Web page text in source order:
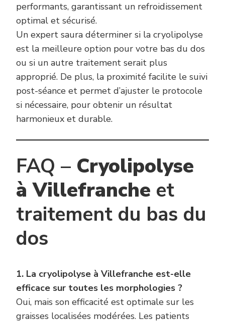
performants, garantissant un refroidissement
optimal et sécurisé.
Un expert saura déterminer si la cryolipolyse
est la meilleure option pour votre bas du dos
ou si un autre traitement serait plus
approprié. De plus, la proximité facilite le suivi
post-séance et permet d’ajuster le protocole
si nécessaire, pour obtenir un résultat
harmonieux et durable.
FAQ – Cryolipolyse
à Villefranche et
traitement du bas du
dos
1. La cryolipolyse à Villefranche est-elle
efficace sur toutes les morphologies ?
Oui, mais son efficacité est optimale sur les
graisses localisées modérées. Les patients